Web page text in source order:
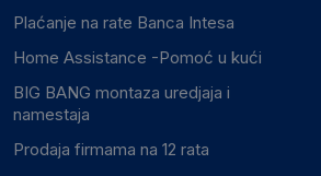
Plaćanje na rate Banca Intesa
Home Assistance -Pomoć u kući
BIG BANG montaza uredjaja i
namestaja
Prodaja firmama na 12 rata